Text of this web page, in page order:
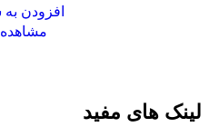
افزودن
لینک های مفید